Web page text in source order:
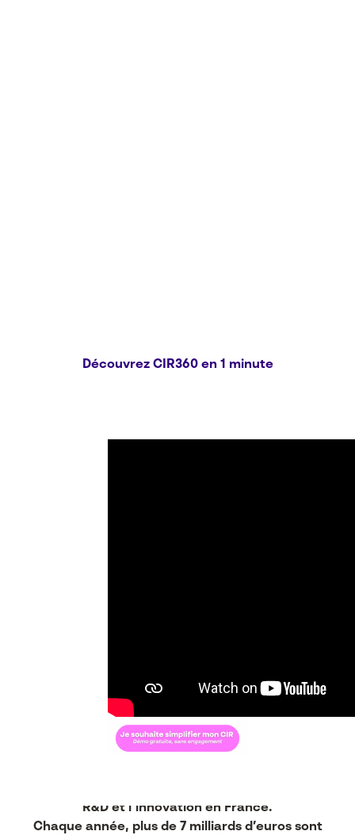
Découvrez CIR360 en 1 minute
R&D et l’innovation en France.
Chaque année, plus de 7 milliards d’euros sont